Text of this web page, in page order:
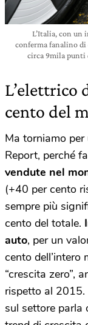
L’Italia, con
conferma fanalino di
circa 9mila punti
L’elettrico
cento del
Ma torniamo
Report, perché
vendute nel
(+40 per cento
sempre più
cento del totale.
auto, per un
cento dell’intero
“crescita zero”,
rispetto al
sul settore parla